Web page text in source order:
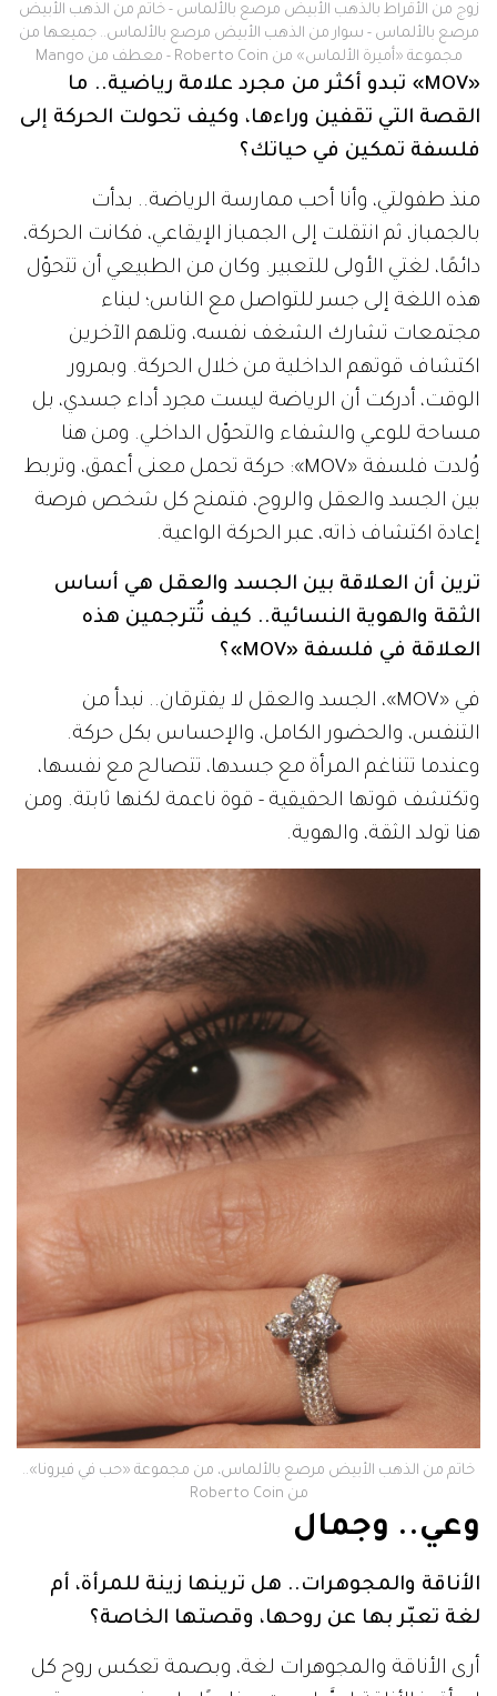
زوج من الأقراط بالذهب الأبيض مرصع بالألماس - خاتم من الذهب الأبيض
مرصع بالألماس - سوار من الذهب الأبيض مرصع بالألماس.. جميعها من
مجموعة «أميرة الألماس» من Roberto Coin - معطف من Mango
«MOV» تبدو أكثر من مجرد علامة رياضية.. ما
القصة التي تقفين وراءها، وكيف تحولت الحركة إلى
فلسفة تمكين في حياتك؟
منذ طفولتي، وأنا أحب ممارسة الرياضة.. بدأت
بالجمباز، ثم انتقلت إلى الجمباز الإيقاعي، فكانت الحركة،
دائمًا، لغتي الأولى للتعبير. وكان من الطبيعي أن تتحوّل
هذه اللغة إلى جسر للتواصل مع الناس؛ لبناء
مجتمعات تشارك الشغف نفسه، وتلهم الآخرين
اكتشاف قوتهم الداخلية من خلال الحركة. وبمرور
الوقت، أدركت أن الرياضة ليست مجرد أداء جسدي، بل
مساحة للوعي والشفاء والتحوّل الداخلي. ومن هنا
وُلدت فلسفة «MOV»: حركة تحمل معنى أعمق، وتربط
بين الجسد والعقل والروح، فتمنح كل شخص فرصة
إعادة اكتشاف ذاته، عبر الحركة الواعية.
ترين أن العلاقة بين الجسد والعقل هي أساس
الثقة والهوية النسائية.. كيف تُترجمين هذه
العلاقة في فلسفة «MOV»؟
في «MOV»، الجسد والعقل لا يفترقان.. نبدأ من
التنفس، والحضور الكامل، والإحساس بكل حركة.
وعندما تتناغم المرأة مع جسدها، تتصالح مع نفسها،
وتكتشف قوتها الحقيقية - قوة ناعمة لكنها ثابتة. ومن
هنا تولد الثقة، والهوية.
خاتم من الذهب الأبيض مرصع بالألماس، من مجموعة «حب في فيرونا»..
من Roberto Coin
وعي.. وجمال
الأناقة والمجوهرات.. هل ترينها زينة للمرأة، أم
لغة تعبّر بها عن روحها، وقصتها الخاصة؟
أرى الأناقة والمجوهرات لغة، وبصمة تعكس روح كل